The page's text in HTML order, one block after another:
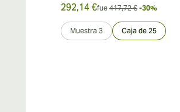
292,14 €fue 417,72 € -30%
Muestra 3 Caja de 25